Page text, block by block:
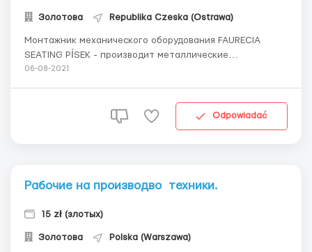
Золотова Republika Czeska (Ostrawa)
Монтажник механического оборудования FAURECIA
SEATING PÍSEK - производит металлические
конструкции автокресел. Завод осуществляет сборку
Требования: мужчины в возрасте от 20 до 45 лет (можно
06-08-2021
Odpowiadać
Рабочие на производво техники.
15 zł (злотых)
Золотова Polska (Warszawa)